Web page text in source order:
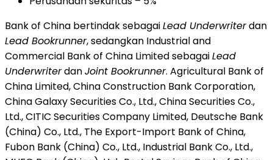
Bank of China bertindak sebagaiLead Underwriterdan
Lead Bookrunner, sedangkan Industrial and
Commercial Bank of China Limited sebagaiLead
UnderwriterdanJoint Bookrunner. Agricultural Bank of
China Limited, China Construction Bank Corporation,
China Galaxy Securities Co., Ltd., China Securities Co.,
Ltd., CITIC Securities Company Limited, Deutsche Bank
(China) Co., Ltd., The Export-Import Bank of China,
Fubon Bank (China) Co., Ltd., Industrial Bank Co., Ltd.,